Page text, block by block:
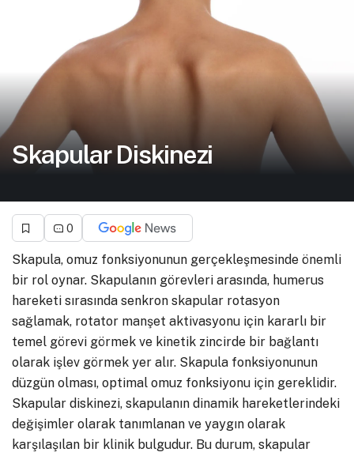
Skapular Diskinezi
0
Skapula, omuz fonksiyonunun gerçekleşmesinde önemli
bir rol oynar. Skapulanın görevleri arasında, humerus
hareketi sırasında senkron skapular rotasyon
sağlamak, rotator manşet aktivasyonu için kararlı bir
temel görevi görmek ve kinetik zincirde bir bağlantı
olarak işlev görmek yer alır. Skapula fonksiyonunun
düzgün olması, optimal omuz fonksiyonu için gereklidir.
Skapular diskinezi, skapulanın dinamik hareketlerindeki
değişimler olarak tanımlanan ve yaygın olarak
karşılaşılan bir klinik bulgudur. Bu durum, skapular